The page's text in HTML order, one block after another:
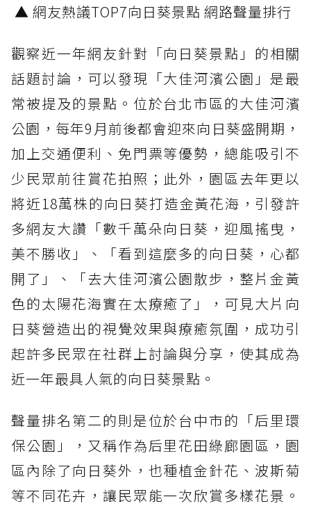
▲ 網友熱議TOP7向日葵景點 網路聲量排行
觀察近一年網友針對「向日葵景點」的相關
話題討論，可以發現「大佳河濱公園」是最
常被提及的景點。位於台北市區的大佳河濱
公園，每年9月前後都會迎來向日葵盛開期，
加上交通便利、免門票等優勢，總能吸引不
少民眾前往賞花拍照；此外，園區去年更以
將近18萬株的向日葵打造金黃花海，引發許
多網友大讚「數千萬朵向日葵，迎風搖曳，
美不勝收」、「看到這麼多的向日葵，心都
開了」、「去大佳河濱公園散步，整片金黃
色的太陽花海實在太療癒了」，可見大片向
日葵營造出的視覺效果與療癒氛圍，成功引
起許多民眾在社群上討論與分享，使其成為
近一年最具人氣的向日葵景點。
聲量排名第二的則是位於台中市的「后里環
保公園」，又稱作為后里花田綠廊園區，園
區內除了向日葵外，也種植金針花、波斯菊
等不同花卉，讓民眾能一次欣賞多樣花景。